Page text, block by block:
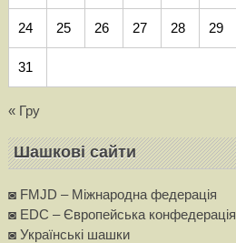
24 25 26 27 28 29
31
« Гру
Шашкові сайти
◙ FMJD – Міжнародна федерація
◙ EDC – Європейська конфедерацiя
◙ Українські шашки